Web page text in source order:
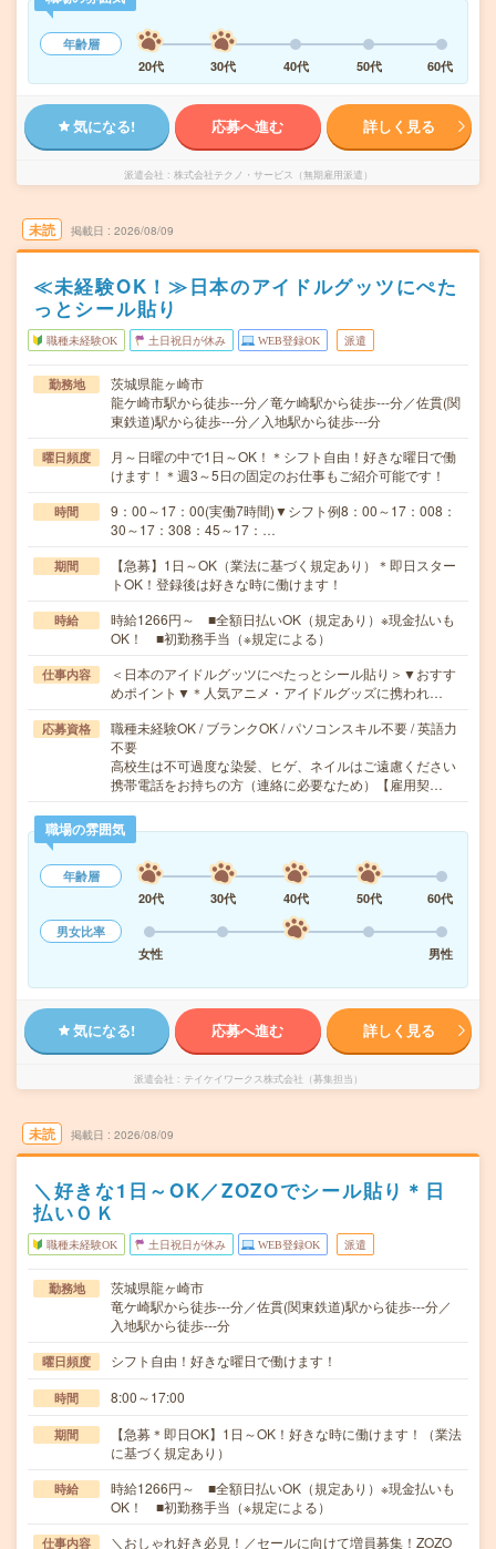
年齢層
20代
30代 40代 50代 60代
気になる! 応募へ進む 詳しく見る
派遣会社 株式会社テクノ・サービス（無期雇用派遣）
未読 掲載日 2026/08/09
≪未経験OK！≫日本のアイドルグッツにぺた
っとシール貼り
職種未経験OK 土日祝日が休み WEB登録OK 派遣
勤務地
茨城県龍ヶ崎市
龍ケ崎市駅から徒歩---分／竜ケ崎駅から徒歩---分／佐貫(関
東鉄道)駅から徒歩---分／入地駅から徒歩---分
曜日頻度
月～日曜の中で1日～OK！＊シフト自由！好きな曜日で働
けます！＊週3～5日の固定のお仕事もご紹介可能です！
時間
9：00～17：00(実働7時間)▼シフト例8：00～17：008：
30～17：308：45～17：…
期間
【急募】1日～OK（業法に基づく規定あり）＊即日スター
トOK！登録後は好きな時に働けます！
時給
時給1266円～ ■全額日払いOK（規定あり）※現金払いも
OK！ ■初勤務手当（※規定による）
仕事内容
＜日本のアイドルグッツにぺたっとシール貼り＞▼おすす
めポイント▼＊人気アニメ・アイドルグッズに携われ…
応募資格
職種未経験OK / ブランクOK / パソコンスキル不要 / 英語力
不要
高校生は不可過度な染髪、ヒゲ、ネイルはご遠慮ください
携帯電話をお持ちの方（連絡に必要なため）【雇用契…
職場の雰囲気
年齢層
20代
30代 40代 50代
60代
男女比率
女性
男性
気になる! 応募へ進む 詳しく見る
派遣会社 テイケイワークス株式会社（募集担当）
未読 掲載日 2026/08/09
＼好きな1日～OK／ZOZOでシール貼り＊日
払いＯＫ
職種未経験OK 土日祝日が休み WEB登録OK 派遣
勤務地
茨城県龍ヶ崎市
竜ケ崎駅から徒歩---分／佐貫(関東鉄道)駅から徒歩---分／
入地駅から徒歩---分
曜日頻度 シフト自由！好きな曜日で働けます！
時間 8:00～17:00
期間
【急募＊即日OK】1日～OK！好きな時に働けます！（業法
に基づく規定あり）
時給
時給1266円～ ■全額日払いOK（規定あり）※現金払いも
OK！ ■初勤務手当（※規定による）
仕事内容
＼おしゃれ好き必見！／セールに向けて増員募集！ZOZO